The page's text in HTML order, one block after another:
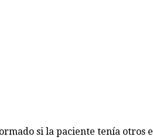
si la paciente tenía otros